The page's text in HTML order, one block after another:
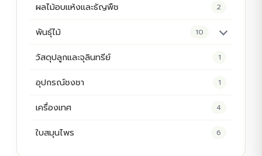
ผลไม้อบแห้งและธัญพืช 2
พันธุ์ไม้ 10
ต้นพันธุ์สมุนไพร 5
วัสดุปลูกและจุลินทรีย์ 1
อุปกรณ์ชงชา 1
เครื่องเทศ 4
ใบสมุนไพร 6